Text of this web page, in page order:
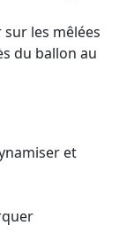
les mêlées
du ballon au
et